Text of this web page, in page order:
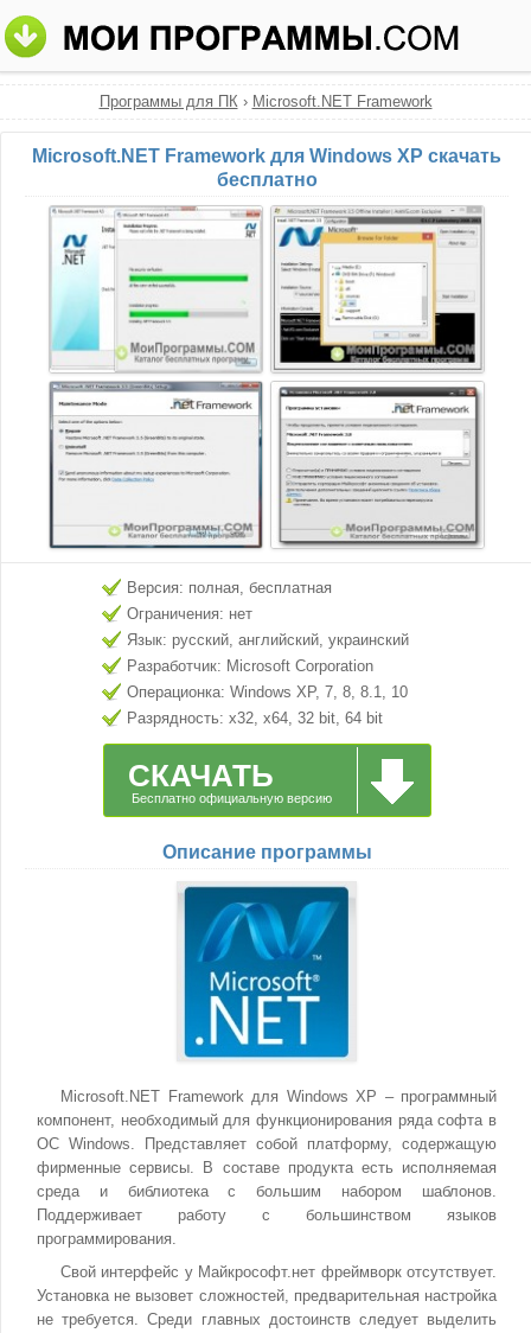
Программы для ПК› Microsoft.NET Framework
Microsoft.NET Framework для Windows XP скачать
бесплатно
Версия: полная, бесплатная
Ограничения: нет
Язык: русский, английский, украинский
Разработчик: Microsoft Corporation
Операционка: Windows XP, 7, 8, 8.1, 10
Разрядность: x32, x64, 32 bit, 64 bit
СКАЧАТЬ
Бесплатно официальную версию
Описание программы
Microsoft.NET Framework для Windows XP – программный
компонент, необходимый для функционирования ряда софта в
ОС Windows. Представляет собой платформу, содержащую
фирменные сервисы. В составе продукта есть исполняемая
среда и библиотека с большим набором шаблонов.
Поддерживает работу с большинством языков
программирования.
Свой интерфейс у Майкрософт.нет фреймворк отсутствует.
Установка не вызовет сложностей, предварительная настройка
не требуется. Среди главных достоинств следует выделить